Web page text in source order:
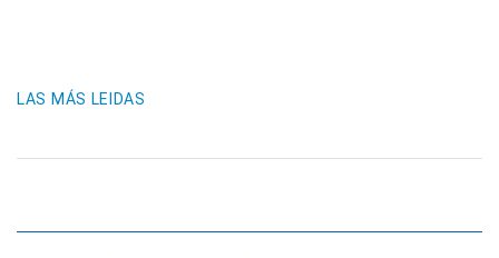
LAS MÁS LEIDAS